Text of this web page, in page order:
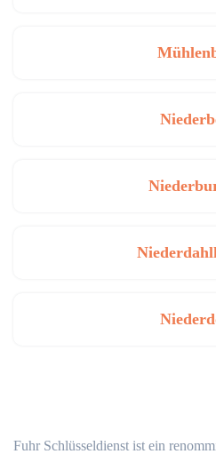
Fuhr Schlüsseldienst ist ein